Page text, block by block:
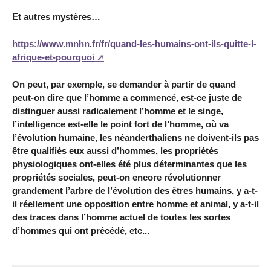
Et autres mystères…
https://www.mnhn.fr/fr/quand-les-humains-ont-ils-quitte-l-
afrique-et-pourquoi
On peut, par exemple, se demander à partir de quand
peut-on dire que l’homme a commencé, est-ce juste de
distinguer aussi radicalement l’homme et le singe,
l’intelligence est-elle le point fort de l’homme, où va
l’évolution humaine, les néanderthaliens ne doivent-ils pas
être qualifiés eux aussi d’hommes, les propriétés
physiologiques ont-elles été plus déterminantes que les
propriétés sociales, peut-on encore révolutionner
grandement l’arbre de l’évolution des êtres humains, y a-t-
il réellement une opposition entre homme et animal, y a-t-il
des traces dans l’homme actuel de toutes les sortes
d’hommes qui ont précédé, etc...